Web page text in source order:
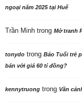
ngoại năm 2025 tại Huế
Trần Minh trong Mở tranh
tonydo trong Báo Tuổi trẻ
bán với giá 60 tỉ đồng?
kennytruong trong Vãn